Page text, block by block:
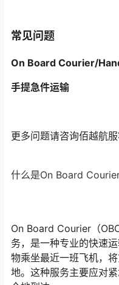
常见问题
On Board Courier/
手提急件运输
更多问题请咨询佰越航服
什么是On Board
On Board Courier（
务，是一种专业的快速
物乘坐最近一班飞机，
地。这种服务主要应对